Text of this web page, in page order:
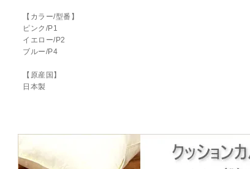
【カラー/型番】
ピンク/P1
イエロー/P2
ブルー/P4
【原産国】
日本製